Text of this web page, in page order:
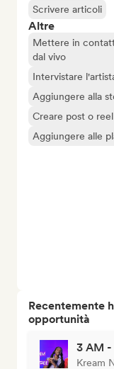
Scrivere articoli
Altre
Mettere in
dal vivo
Intervistare
Aggiungere alla
Creare post o
Aggiungere alle
Recentemente
opportunità
3 AM -
Kream